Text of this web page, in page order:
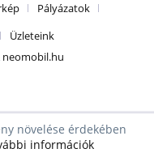
Pályázatok
Üzleteink
neomobil.hu
növelése érdekében
információk